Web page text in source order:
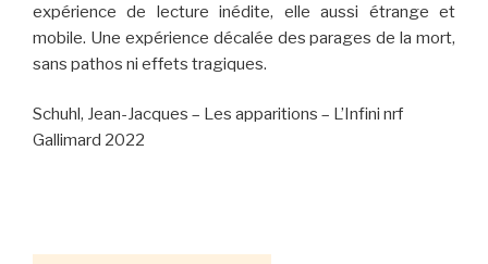
expérience de lecture inédite, elle aussi étrange et
mobile. Une expérience décalée des parages de la mort,
sans pathos ni effets tragiques.
Schuhl, Jean-Jacques – Les apparitions – L’Infini nrf
Gallimard 2022